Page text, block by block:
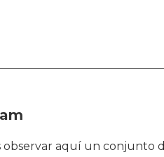
aquí un conjunto